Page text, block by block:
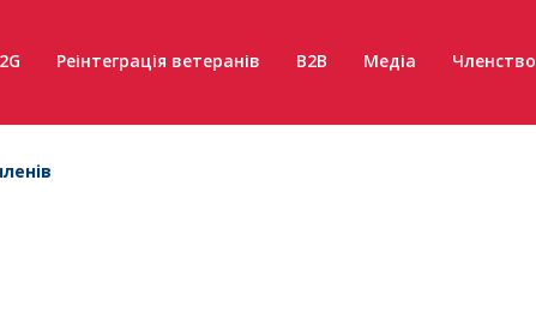
Реінтеграція ветеранів B2B Медіа Членство